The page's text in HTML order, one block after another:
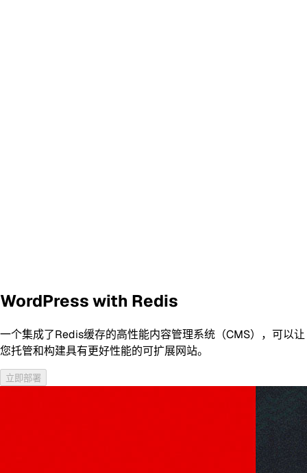
WordPress with Redis
一个集成了Redis缓存的高性能内容管理系统（CMS），可以让
您托管和构建具有更好性能的可扩展网站。
立即部署